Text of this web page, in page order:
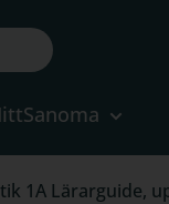
1A Lärarguide,